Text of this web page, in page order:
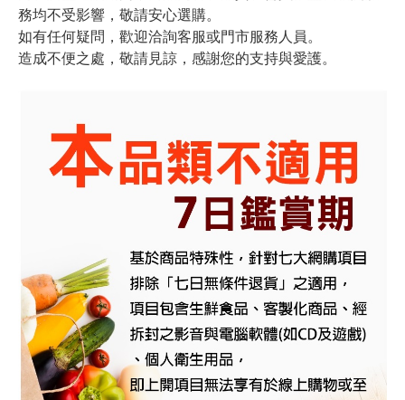
務均不受影響，敬請安心選購。
如有任何疑問，歡迎洽詢客服或門市服務人員。
造成不便之處，敬請見諒，感謝您的支持與愛護。